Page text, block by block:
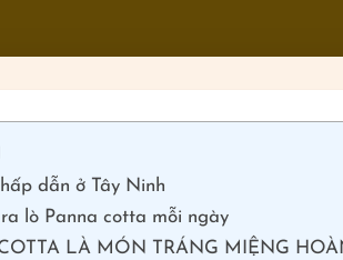
dẫn ở Tây Ninh
lò Panna cotta mỗi ngày
LÀ MÓN TRÁNG MIỆNG